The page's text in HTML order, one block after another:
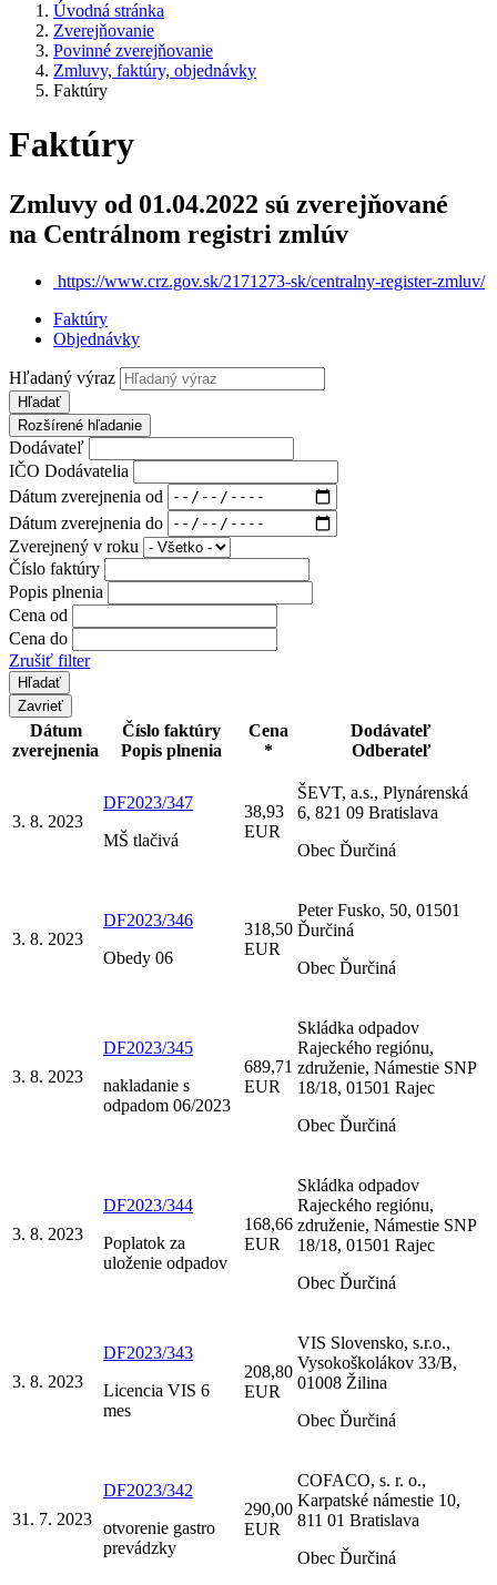
Úvodná stránka
Zverejňovanie
Povinné zverejňovanie
Zmluvy, faktúry, objednávky
Faktúry
Faktúry
Zmluvy od 01.04.2022 sú zverejňované
na Centrálnom registri zmlúv
https://www.crz.gov.sk/2171273-sk/centralny-register-zmluv/
Faktúry
Objednávky
Hľadaný výraz
Hľadať
Rozšírené hľadanie
Dodávateľ
IČO Dodávatelia
Dátum zverejnenia od
Dátum zverejnenia do
Zverejnený v roku
Číslo faktúry
Popis plnenia
Cena od
Cena do
Zrušiť filter
Zavrieť
Dátum
zverejnenia
Číslo faktúry
Popis plnenia
Cena
*
Dodávateľ
Odberateľ
3. 8. 2023
DF2023/347
MŠ tlačivá
38,93
EUR
ŠEVT, a.s., Plynárenská
6, 821 09 Bratislava
Obec Ďurčiná
3. 8. 2023
DF2023/346
Obedy 06
318,50
EUR
Peter Fusko, 50, 01501
Ďurčiná
Obec Ďurčiná
3. 8. 2023
DF2023/345
nakladanie s
odpadom 06/2023
689,71
EUR
Skládka odpadov
Rajeckého regiónu,
združenie, Námestie SNP
18/18, 01501 Rajec
Obec Ďurčiná
3. 8. 2023
DF2023/344
Poplatok za
uloženie odpadov
168,66
EUR
Skládka odpadov
Rajeckého regiónu,
združenie, Námestie SNP
18/18, 01501 Rajec
Obec Ďurčiná
3. 8. 2023
DF2023/343
Licencia VIS 6
mes
208,80
EUR
VIS Slovensko, s.r.o.,
Vysokoškolákov 33/B,
01008 Žilina
Obec Ďurčiná
31. 7. 2023
DF2023/342
otvorenie gastro
prevádzky
290,00
EUR
COFACO, s. r. o.,
Karpatské námestie 10,
811 01 Bratislava
Obec Ďurčiná